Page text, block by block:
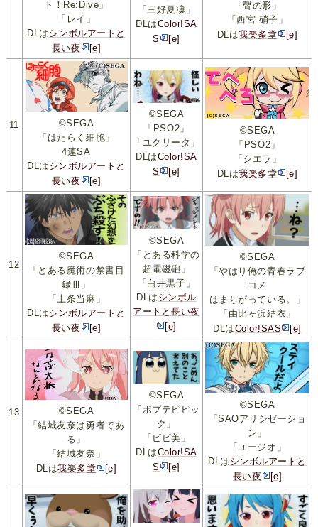
ト！Re:Dive」
「レイ」
DLは シンボルアートと
長い夜
[e]
「三好夏凜」
DLはColor!SA
S
[e]
「聲の形」
「西宮 硝子」
DLは我楽多堂 [e]
11
©SEGA
「はたらく細胞」
4連SA
DLは シンボルアートと
長い夜
[e]
©SEGA
「PSO2」
「ユクリータ」
DLはColor!SA
S
[e]
©SEGA
「PSO2」
「シエラ」
DLは我楽多堂 [e]
12
©SEGA
「とある魔術の禁書目
録Ⅲ」
「上条当麻」
DLは シンボルアートと
長い夜
[e]
©SEGA
「とある科学の
超電磁砲」
「白井黒子」
DLは シンボル
アートと長い夜
[e]
©SEGA
「やはり俺の青春ラブ
コメ
はまちがっている。」
「由比ヶ浜結衣」
DLはColor!SAS [e]
13
©SEGA
「結城友奈は勇者であ
る」
「結城友奈」
DLは我楽多堂 [e]
©SEGA
「ポプテピピッ
ク」
「ピピ美」
DLはColor!SA
S
[e]
©SEGA
「SAOアリシゼーショ
ン」
「ユージオ」
DLは シンボルアートと
長い夜
[e]